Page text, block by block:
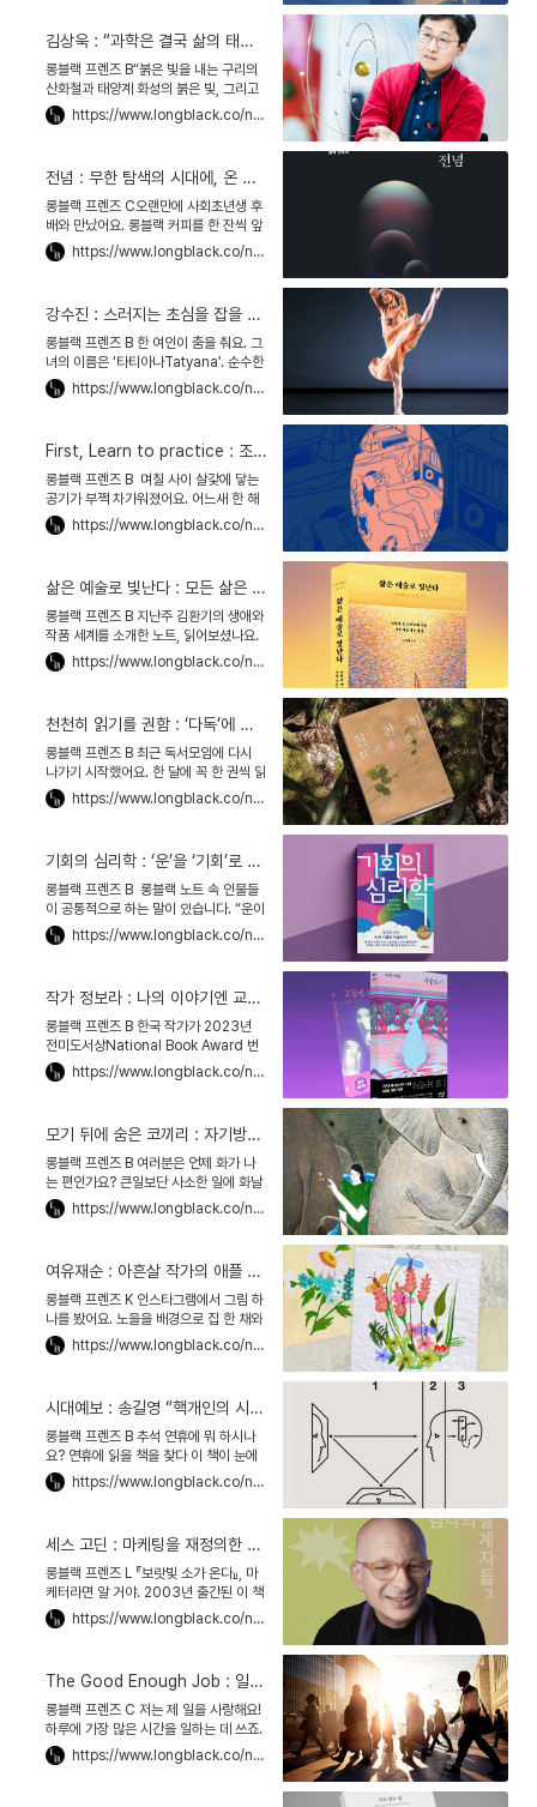
김상욱 : “과학은 결국 삶의 태도다”, 다정한 물리학자가 말하다
롱블랙 프렌즈 B“붉은 빛을 내는 구리의
산화철과 태양계 화성의 붉은 빛, 그리고
우리 몸의 붉은 피가 같은 원소예요. 경이
롭고, 아름답지 않나요?”이렇게 시작하는
https://www.longblack.co/note/887
전념 : 무한 탐색의 시대에, 온 마음을 쏟아 나를 던진다는 것
롱블랙 프렌즈 C오랜만에 사회초년생 후
배와 만났어요. 롱블랙 커피를 한 잔씩 앞
에 두고, 꽤나 진지한 대화를 나눴답니다.
후배는 “성공한 사람들을 보면 좋아하는
https://www.longblack.co/note/897
강수진 : 스러지는 초심을 잡을 때, 발레도 삶도 나아간다
롱블랙 프렌즈 B 한 여인이 춤을 춰요. 그
녀의 이름은 ‘타티아나Tatyana’. 순수한
그녀는 오만한 남자 ‘오네긴Onegin’을
사랑하지만, 운명의 장난으로 엇갈립니
https://www.longblack.co/note/875
First, Learn to practice : 조금 더 계속하는 바로 그 순간
롱블랙 프렌즈 B 며칠 사이 살갗에 닿는
공기가 부쩍 차가워졌어요. 어느새 한 해
의 끝자락에 접어들었네요. 하루하루 바
삐 살다 보면, 그런 생각이 들 때가 있죠.
https://www.longblack.co/note/882
삶은 예술로 빛난다 : 모든 삶은 각자의 이름이 붙은 작품이다
롱블랙 프렌즈 B 지난주 김환기의 생애와
작품 세계를 소개한 노트, 읽어보셨나요.
전쟁 중에도 그림을 놓지 않았던 김환기.
그 열정과 간절함이 뇌리에 남습니다. 문
https://www.longblack.co/note/872
천천히 읽기를 권함 : ‘다독’에 대한 집착을 버릴 때, 나만의 리듬이 생긴다
롱블랙 프렌즈 B 최근 독서모임에 다시
나가기 시작했어요. 한 달에 꼭 한 권씩 읽
겠다고 다짐했는데, 올해도 두 달밖에 남
지 않았네요. 내년부터로 미루지 말고, 지
https://www.longblack.co/note/866
기회의 심리학 : ‘운’을 ‘기회’로 만드는 사람의 뇌는 무엇이 다른가
롱블랙 프렌즈 B 롱블랙 노트 속 인물들
이 공통적으로 하는 말이 있습니다. “운이
좋았다”는 겁니다. 자연주의 정원의 대가
로 꼽히는 베케의 김봉찬 대표도 이렇게
https://www.longblack.co/note/858
작가 정보라 : 나의 이야기엔 교훈이 없다, 오싹한 즐거움만 있을 뿐
롱블랙 프렌즈 B 한국 작가가 2023년
전미도서상National Book Award 번
역 부문 최종 후보에 올랐다는 소식이 들
려왔어요. 지난해 영국 부커상Man
https://www.longblack.co/note/851
모기 뒤에 숨은 코끼리 : 자기방어를 멈추고, 마음의 견고함을 찾는 법
롱블랙 프렌즈 B 여러분은 언제 화가 나
는 편인가요? 큰일보단 사소한 일에 화날
때가 많을 거예요. 아침에 잠이 덜 깬 채
전철을 탔는데 누군가 밀치고 간다든가,
https://www.longblack.co/note/820
여유재순 : 아흔살 작가의 애플 펜슬 드로잉, 삶의 여백을 채색하다
롱블랙 프렌즈 K 인스타그램에서 그림 하
나를 봤어요. 노을을 배경으로 집 한 채와
나무 여러 그루가 서 있었죠. 쓸쓸한 감정
이 들 법도 한 그림인데, 이상하게 따뜻한
https://www.longblack.co/note/835
시대예보 : 송길영 “핵개인의 시대, 당신만의 뗏목을 만들어라”
롱블랙 프렌즈 B 추석 연휴에 뭐 하시나
요? 연휴에 읽을 책을 찾다 이 책이 눈에
들어왔어요. 『시대예보: 핵개인의 시대』.
빅데이터 전문가로 알려진 송길영 작가의
https://www.longblack.co/note/837
세스 고딘 : 마케팅을 재정의한 경영 구루, 마음을 얻는 감각을 말하다
롱블랙 프렌즈 L 『보랏빛 소가 온다』, 마
케터라면 알 거야. 2003년 출간된 이 책
은 35개국에서 300만 부 이상 팔리며,
저자인 세스 고딘Seth Godin을 마케팅
https://www.longblack.co/note/823
The Good Enough Job : 일에 매몰되지 않고 많은 ‘나’를 돌보는 법
롱블랙 프렌즈 C 저는 제 일을 사랑해요!
하루에 가장 많은 시간을 일하는 데 쓰죠.
주말 중 하루 일하는 것도 어느샌가 루틴
이 됐어요. 가장 친한 친구도 실은…. 동료
https://www.longblack.co/note/815